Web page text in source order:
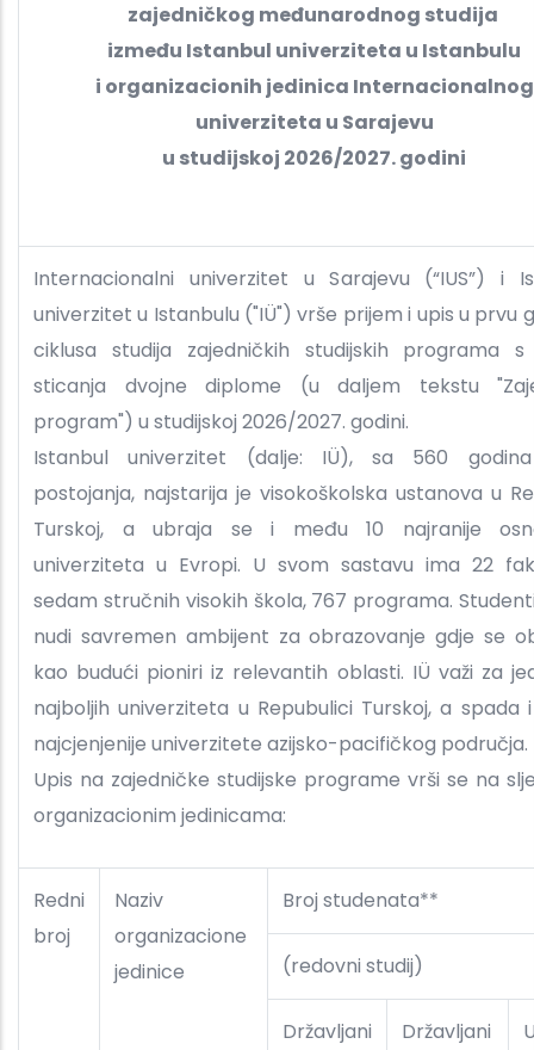
zajedničkog međunarodnog studija
između Istanbul univerziteta u Istanbulu
i organizacionih jedinica Internacionalnog
univerziteta u Sarajevu
u studijskoj 2026/2027. godini
Internacionalni univerzitet u Sarajevu (“IUS”) i
univerzitet u Istanbulu ("IÜ") vrše prijem i upis u prvu
ciklusa studija zajedničkih studijskih programa
sticanja dvojne diplome (u daljem tekstu
program") u studijskoj 2026/2027. godini.
Istanbul univerzitet (dalje: IÜ), sa 560
postojanja, najstarija je visokoškolska ustanova u
Turskoj, a ubraja se i među 10 najranije
univerziteta u Evropi. U svom sastavu ima 22
sedam stručnih visokih škola, 767 programa.
nudi savremen ambijent za obrazovanje gdje se
kao budući pioniri iz relevantih oblasti. IÜ važi za
najboljih univerziteta u Repubulici Turskoj, a spada
najcjenjenije univerzitete azijsko-pacifičkog područja.
Upis na zajedničke studijske programe vrši se na
organizacionim jedinicama:
Redni
broj
Naziv
organizacione
jedinice
Broj studenata**
(redovni studij)
Državljani
Državljani